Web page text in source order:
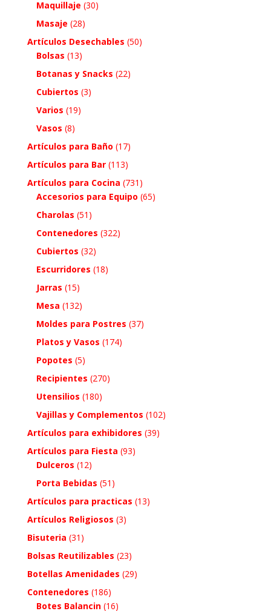
Maquillaje (30)
Masaje (28)
Artículos Desechables (50)
Bolsas (13)
Botanas y Snacks (22)
Cubiertos (3)
Varios (19)
Vasos (8)
Artículos para Baño (17)
Artículos para Bar (113)
Artículos para Cocina (731)
Accesorios para Equipo (65)
Charolas (51)
Contenedores (322)
Cubiertos (32)
Escurridores (18)
Jarras (15)
Mesa (132)
Moldes para Postres (37)
Platos y Vasos (174)
Popotes (5)
Recipientes (270)
Utensilios (180)
Vajillas y Complementos (102)
Artículos para exhibidores (39)
Artículos para Fiesta (93)
Dulceros (12)
Porta Bebidas (51)
Artículos para practicas (13)
Artículos Religiosos (3)
Bisuteria (31)
Bolsas Reutilizables (23)
Botellas Amenidades (29)
Contenedores (186)
Botes Balancin (16)